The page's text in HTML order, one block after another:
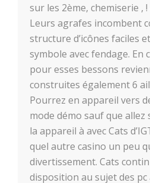
sur les 2ème, chemiserie ,
Leurs agrafes incombent
structure d’icônes faciles
symbole avec fendage. En
pour esses bessons
construites également 6
Pourrez en appareil vers
mode démo sauf que allez
la appareil à avec Cats
quel autre casino un peu
divertissement. Cats
disposition au sujet des pc